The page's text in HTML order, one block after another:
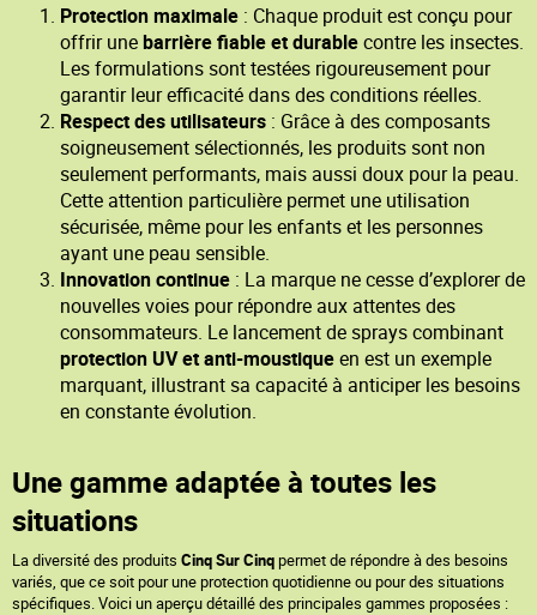
Protection maximale : Chaque produit est conçu pour
offrir unebarrière fiable et durablecontre les insectes.
Les formulations sont testées rigoureusement pour
garantir leur efficacité dans des conditions réelles.
Respect des utilisateurs : Grâce à des composants
soigneusement sélectionnés, les produits sont non
seulement performants, mais aussi doux pour la peau.
Cette attention particulière permet une utilisation
sécurisée, même pour les enfants et les personnes
ayant une peau sensible.
Innovation continue : La marque ne cesse d’explorer de
nouvelles voies pour répondre aux attentes des
consommateurs. Le lancement de sprays combinant
protection UV et anti-moustiqueen est un exemple
marquant, illustrant sa capacité à anticiper les besoins
en constante évolution.
Une gamme adaptée à toutes les
situations
La diversité des produits Cinq Sur Cinqpermet de répondre à des besoins
variés, que ce soit pour une protection quotidienne ou pour des situations
spécifiques. Voici un aperçu détaillé des principales gammes proposées :